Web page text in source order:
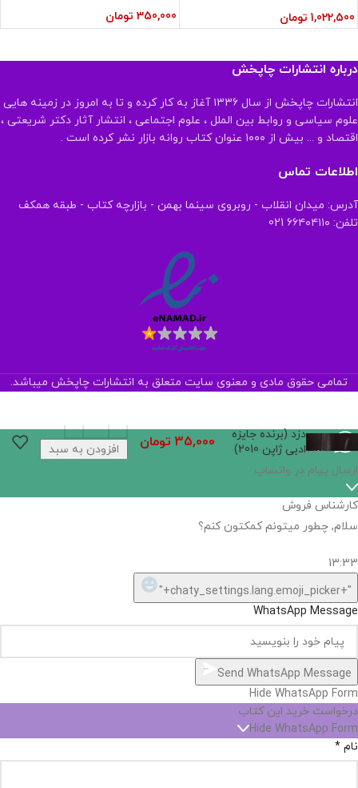
1,022,500 تومان 350,000 تومان
درباره انتشارات چاپخش
انتشارات چاپخش از سال ۱۳۳۶ آغاز به کار کرده و تا به امروز در زمینه هایی
علوم سیاسی و روابط بین الملل ، علوم اجتماعی ، انتشار آثار دکتر شریعتی ،
اقتصاد و ... بیش از ۱۰۰۰ عنوان کتاب روانه بازار نشر کرده است .
اطلاعات تماس
آدرس: میدان انقلاب - روبروی سینما بهمن - بازارچه کتاب - طبقه همکف
تلفن: ۶۶۴۰۴۱۱۰ 021
تمامی حقوق مادی و معنوی سایت متعلق به انتشارات چاپخش میباشد.
دزد (برنده‌ جایزه‌
ادبی‌ ژاپن‌‌ 2010)
35,000 تومان
افزودن به سبد
اگر
نیست,
شاید
بتونیم
تهیه
Open
chaty
Hide
chaty
ارسال پیام در واتساپ
کارشناس فروش
سلام, چطور میتونم کمکتون کنم؟